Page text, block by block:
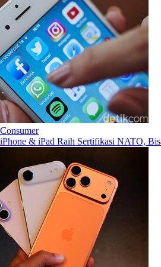
Consumer
iPhone & iPad Raih Sertifikasi NATO,